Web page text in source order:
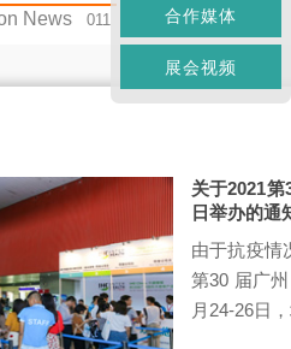
News 011
关于2021
日举办的通
由于抗疫情
第30 届广
月24-26日
合作媒体
展会视频